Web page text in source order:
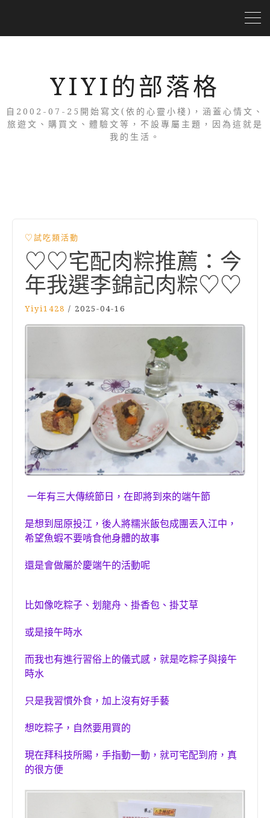
YIYI的部落格
自2002-07-25開始寫文(依的心靈小棧)，涵蓋心情文、
旅遊文、購買文、體驗文等，不設專屬主題，因為這就是
我的生活。
♡試吃類活動
♡♡宅配肉粽推薦：今
年我選李錦記肉粽♡♡
Yiyi1428 / 2025-04-16
一年有三大傳統節日，在即將到來的端午節
是想到屈原投江，後人將糯米飯包成團丟入江中，
希望魚蝦不要啃食他身體的故事
還是會做屬於慶端午的活動呢
比如像吃粽子、划龍舟、掛香包、掛艾草
或是接午時水
而我也有進行習俗上的儀式感，就是吃粽子與接午
時水
只是我習慣外食，加上沒有好手藝
想吃粽子，自然要用買的
現在拜科技所賜，手指動一動，就可宅配到府，真
的很方便